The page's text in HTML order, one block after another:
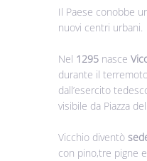
Il Paese conobbe
nuovi centri urbani.
Nel 1295 nasce
durante il
dall’esercito
visibile da Piazza
Vicchio diventò
con pino,tre pigne